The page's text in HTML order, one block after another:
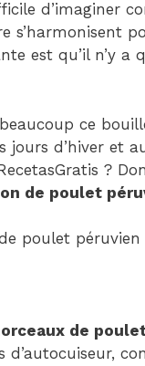
d’imaginer
s’harmonisent
est qu’il n’y
ce
d’hiver et
?
de poulet
poulet péruvien
de
d’autocuiseur,